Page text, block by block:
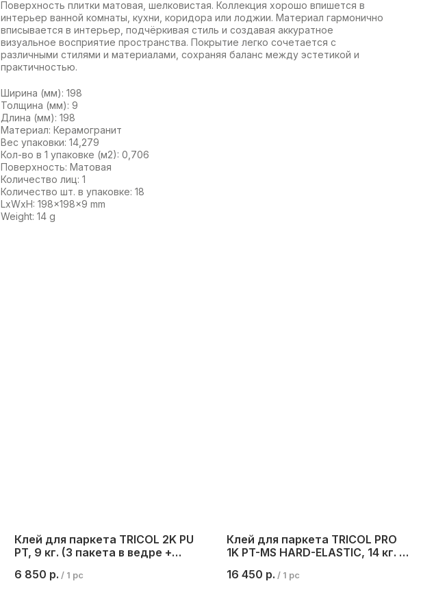
Поверхность плитки матовая, шелковистая. Коллекция хорошо впишется в
интерьер ванной комнаты, кухни, коридора или лоджии. Материал гармонично
вписывается в интерьер, подчёркивая стиль и создавая аккуратное
визуальное восприятие пространства. Покрытие легко сочетается с
различными стилями и материалами, сохраняя баланс между эстетикой и
практичностью.
Ширина (мм): 198
Толщина (мм): 9
Длина (мм): 198
Материал: Керамогранит
Вес упаковки: 14,279
Кол-во в 1 упаковке (м2): 0,706
Поверхность: Матовая
Количество лиц: 1
Количество шт. в упаковке: 18
LxWxH: 198x198x9 mm
Weight: 14 g
Клей для паркета TRICOL 2K PU
PT, 9 кг. (3 пакета в ведре +
6 850 р. / 1 pc
Клей для паркета TRICOL PRO
1K PT-MS HARD-ELASTIC, 14 кг. (2
16 450 р. / 1 pc